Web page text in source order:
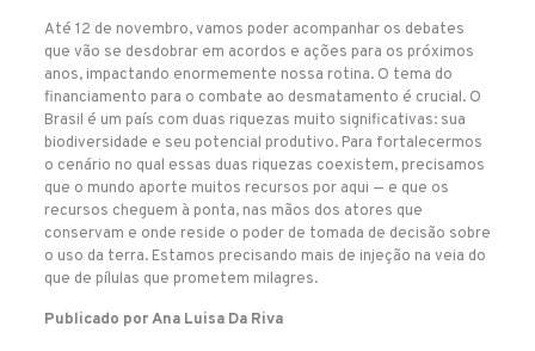
Até 12 de novembro, vamos poder acompanhar os debates
que vão se desdobrar em acordos e ações para os próximos
anos, impactando enormemente nossa rotina. O tema do
financiamento para o combate ao desmatamento é crucial. O
Brasil é um país com duas riquezas muito significativas: sua
biodiversidade e seu potencial produtivo. Para fortalecermos
o cenário no qual essas duas riquezas coexistem, precisamos
que o mundo aporte muitos recursos por aqui — e que os
recursos cheguem à ponta, nas mãos dos atores que
conservam e onde reside o poder de tomada de decisão sobre
o uso da terra. Estamos precisando mais de injeção na veia do
que de pílulas que prometem milagres.
Publicado porAna Luisa Da Riva